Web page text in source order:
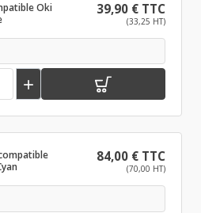
Oki
39,90 € TTC
(33,25 HT)

84,00 € TTC
(70,00 HT)